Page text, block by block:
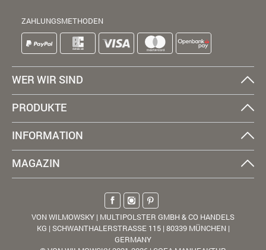
ZAHLUNGSMETHODEN
WER WIR SIND
PRODUKTE
INFORMATION
MAGAZIN
VON WILMOWSKY | MULTIPOLSTER GMBH & CO HANDELS
KG | SCHWANTHALERSTRASSE 115 | 80339 MÜNCHEN |
GERMANY